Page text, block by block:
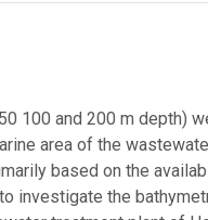
100 and 200 m depth)
area of the
based on the
investigate the